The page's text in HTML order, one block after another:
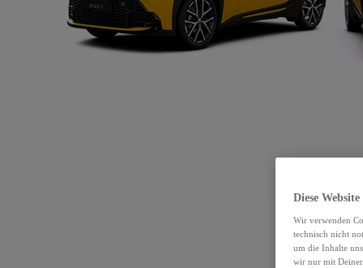
Diese
Wir verwenden
technisch nicht
um die Inhalte
wir nur mit